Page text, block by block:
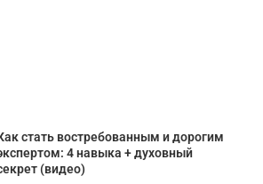
стать востребованным и дорогим
4 навыка + духовный
(видео)